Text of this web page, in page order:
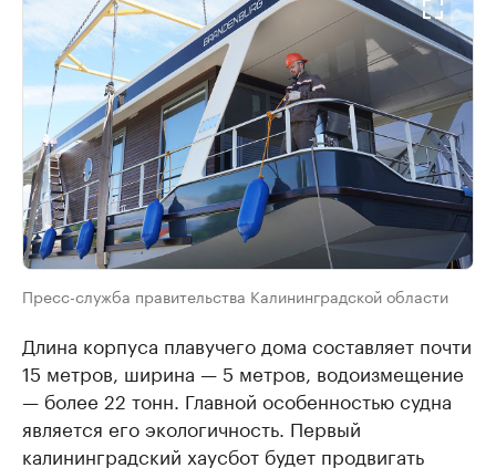
Пресс-служба правительства Калининградской области
Длина корпуса плавучего дома составляет почти
15 метров, ширина — 5 метров, водоизмещение
— более 22 тонн. Главной особенностью судна
является его экологичность. Первый
калининградский хаусбот будет продвигать